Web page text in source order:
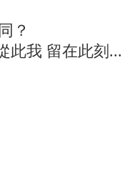
？
此我 留在此刻...